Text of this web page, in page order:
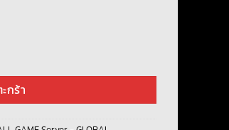
] - ตัวละครสุ่ม + เพชร 15000 + ลูกเต๋า 60+ กุญแจ
กร้า